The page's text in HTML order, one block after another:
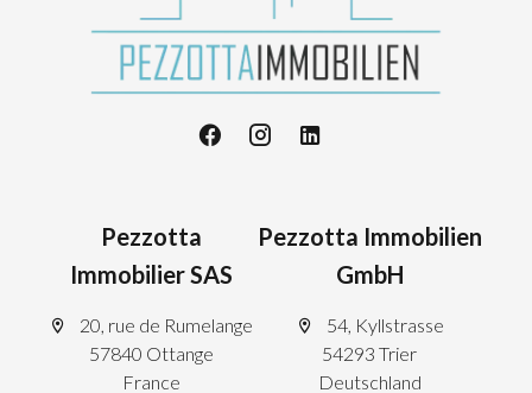
Pezzotta
Immobilier SAS
20, rue de Rumelange
57840 Ottange
France
Pezzotta Immobilien
GmbH
54, Kyllstrasse
54293 Trier
Deutschland